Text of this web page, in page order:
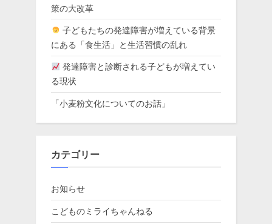
策の大改革
子どもたちの発達障害が増えている背景
にある「食生活」と生活習慣の乱れ
発達障害と診断される子どもが増えてい
る現状
「小麦粉文化についてのお話」
カテゴリー
お知らせ
こどものミライちゃんねる